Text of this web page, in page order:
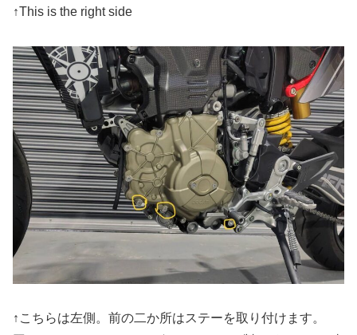
↑This is the right side
↑こちらは左側。前の二か所はステーを取り付けます。